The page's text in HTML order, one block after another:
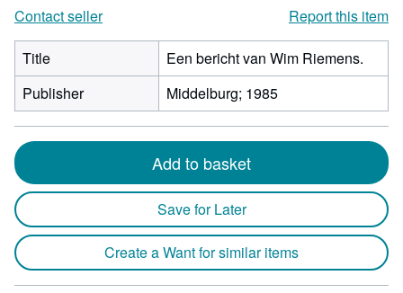
Contact seller
Report this item
Title
Een bericht van Wim Riemens.
Publisher
Middelburg; 1985
Add to basket
Save for Later
Create a Want for similar items